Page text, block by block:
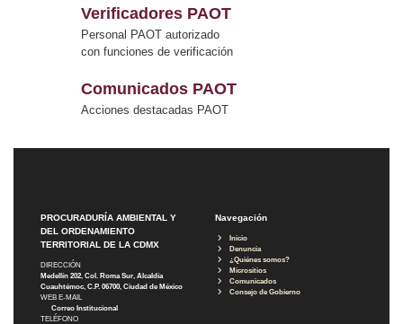
Verificadores PAOT
Personal PAOT autorizado
con funciones de verificación
Comunicados PAOT
Acciones destacadas PAOT
PROCURADURÍA AMBIENTAL Y
DEL ORDENAMIENTO
TERRITORIAL DE LA CDMX
DIRECCIÓN
Medellín 202, Col. Roma Sur, Alcaldía
Cuauhtémoc, C.P. 06700, Ciudad de México
WEB E-MAIL
Correo Institucional
TELÉFONO
Navegación
Inicio
Denuncia
¿Quiénes somos?
Micrositios
Comunicados
Consejo de Gobierno